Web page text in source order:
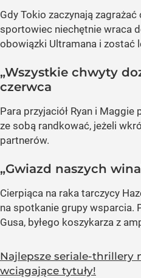
Gdy Tokio zaczynają
sportowiec niechętnie wraca
obowiązki Ultramana i zostać
„Wszystkie chwyty
czerwca
Para przyjaciół Ryan i Maggie
ze sobą randkować, jeżeli
partnerów.
„Gwiazd naszych
Cierpiąca na raka tarczycy
na spotkanie grupy wsparcia.
Gusa, byłego koszykarza z
Najlepsze seriale-thrillery
wciągające tytuły!